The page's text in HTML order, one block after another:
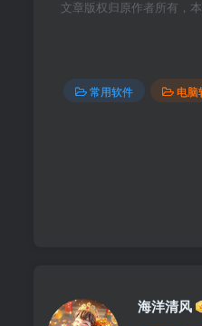
文章版权归原作者所有，
常用软件 电脑
海洋清风